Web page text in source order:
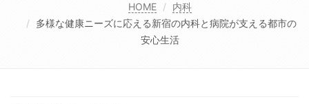
HOME
内科
多様な健康ニーズに応える新宿の内科と病院が支える都市の
安心生活